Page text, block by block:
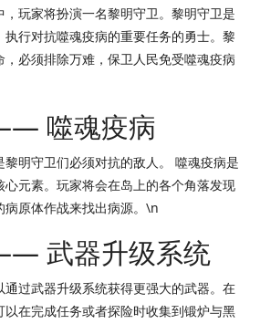
玩家将扮演一名黎明守卫。黎明守卫是
行对抗噬魂疫病的重要任务的勇士。黎
必须排除万难，保卫人民免受噬魂疫病
噬魂疫病
明守卫们必须对抗的敌人。 噬魂疫病是
元素。玩家将会在岛上的各个角落发现
原体作战来找出病源。\n
武器升级系统
过武器升级系统获得更强大的武器。在
以在完成任务或者探险时收集到锻炉与黑